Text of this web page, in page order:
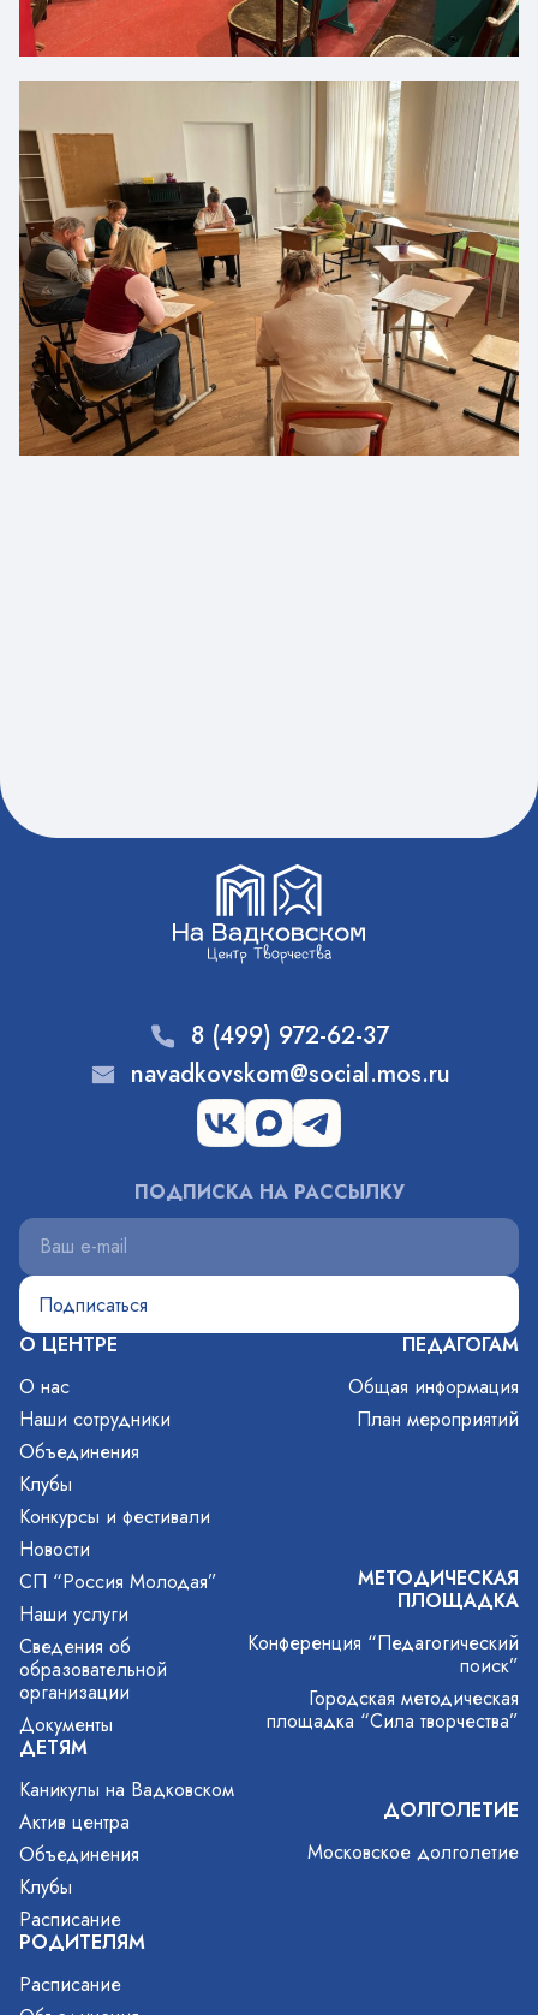
О ЦЕНТРЕ
О нас
Наши сотрудники
Объединения
Клубы
Конкурсы и фестивали
Новости
СП “Россия Молодая”
Наши услуги
Сведения об
образовательной
организации
Документы
ДЕТЯМ
Каникулы на Вадковском
Актив центра
Объединения
Клубы
Расписание
РОДИТЕЛЯМ
Расписание
ПЕДАГОГАМ
Общая информация
План мероприятий
МЕТОДИЧЕСКАЯ
ПЛОЩАДКА
Конференция “Педагогический
поиск”
Городская методическая
площадка “Сила творчества”
ДОЛГОЛЕТИЕ
Московское долголетие
8 (499) 972-62-37
navadkovskom@social.mos.ru
ПОДПИСКА НА РАССЫЛКУ